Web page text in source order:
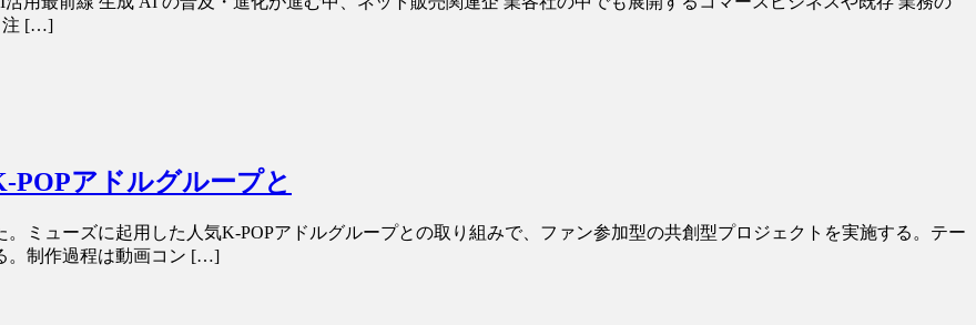
注 […]
アドルグループと
ミューズに起用した人気K-POPアドルグループとの取り組みで、ファン参加型の共創型プロジェクトを実施する。テー
。制作過程は動画コン […]